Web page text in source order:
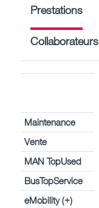
Prestations
Collaborateurs
Maintenance
Vente
MAN TopUsed
BusTopService
eMobility (+)